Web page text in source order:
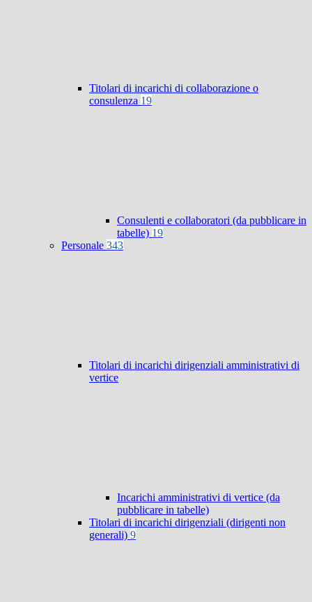
Titolari di incarichi di collaborazione o
consulenza 19
Consulenti e collaboratori (da pubblicare in
tabelle) 19
Personale 343
Titolari di incarichi dirigenziali amministrativi di
vertice
Incarichi amministrativi di vertice (da
pubblicare in tabelle)
Titolari di incarichi dirigenziali (dirigenti non
generali) 9